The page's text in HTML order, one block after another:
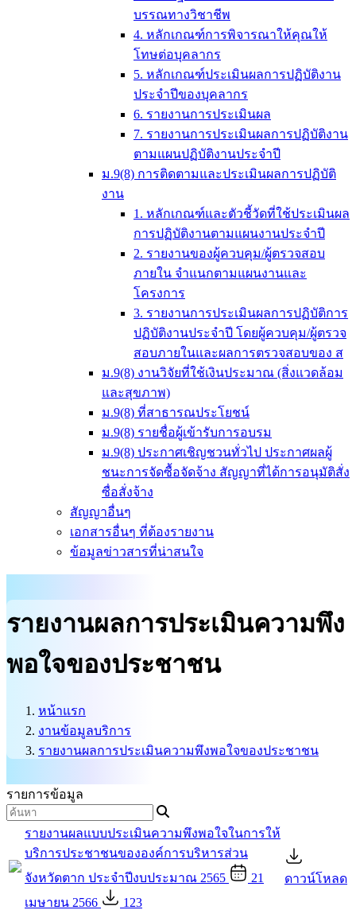
บรรณทางวิชาชีพ
4. หลักเกณฑ์การพิจารณาให้คุณให้
โทษต่อบุคลากร
5. หลักเกณฑ์ประเมินผลการปฏิบัติงาน
ประจำปีของบุคลากร
6. รายงานการประเมินผล
7. รายงานการประเมินผลการปฏิบัติงาน
ตามแผนปฏิบัติงานประจำปี
ม.9(8) การติดตามและประเมินผลการปฏิบัติ
งาน
1. หลักเกณฑ์และตัวชี้วัดที่ใช้ประเมินผล
การปฏิบัติงานตามแผนงานประจำปี
2. รายงานของผู้ควบคุม/ผู้ตรวจสอบ
ภายใน จำแนกตามแผนงานและ
โครงการ
3. รายงานการประเมินผลการปฏิบัติการ
ปฏิบัติงานประจำปี โดยผู้ควบคุม/ผู้ตรวจ
สอบภายในและผลการตรวจสอบของ ส
ม.9(8) งานวิจัยที่ใช้เงินประมาณ (สิ่งแวดล้อม
และสุขภาพ)
ม.9(8) ที่สาธารณประโยชน์
ม.9(8) รายชื่อผู้เข้ารับการอบรม
ม.9(8) ประกาศเชิญชวนทั่วไป ประกาศผลผู้
ชนะการจัดซื้อจัดจ้าง สัญญาที่ได้การอนุมัติสั่ง
ซื่อสั่งจ้าง
สัญญาอื่นๆ
เอกสารอื่นๆ ที่ต้องรายงาน
ข้อมูลข่าวสารที่น่าสนใจ
รายงานผลการประเมินความพึง
พอใจของประชาชน
หน้าแรก
งานข้อมูลบริการ
รายงานผลการประเมินความพึงพอใจของประชาชน
รายการข้อมูล
รายงานผลแบบประเมินความพึงพอใจในการให้
บริการประชาชนขององค์การบริหารส่วน
จังหวัดตาก ประจำปีงบประมาณ 2565
21
เมษายน 2566
123
ดาวน์โหลด